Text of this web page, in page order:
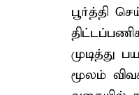
பூர்த்தி
முடித்து
மூலம்